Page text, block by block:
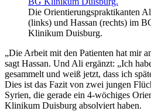
Die Orientierungspraktikanten
(links) und Hassan (rechts) im
Klinikum Duisburg.
„Die Arbeit mit den Patienten hat mir
sagt Hassan. Und Ali ergänzt: „Ich
gesammelt und weiß jetzt, dass ich
Dies ist das Fazit von zwei jungen
Syrien, die gerade ein 4-wöchiges
Klinikum Duisburg absolviert haben.